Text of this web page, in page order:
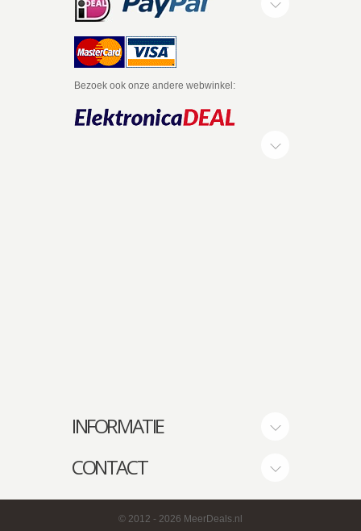
Bezoek ook onze andere webwinkel:
INFORMATIE
CONTACT
© 2012 - 2026 MeerDeals.nl